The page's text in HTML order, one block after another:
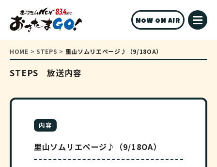
NOW ON AIR
HOME > STEPS > 里山ソムリエページ♪（9/18OA）
STEPS 放送内容
内容
里山ソムリエページ♪（9/18OA）